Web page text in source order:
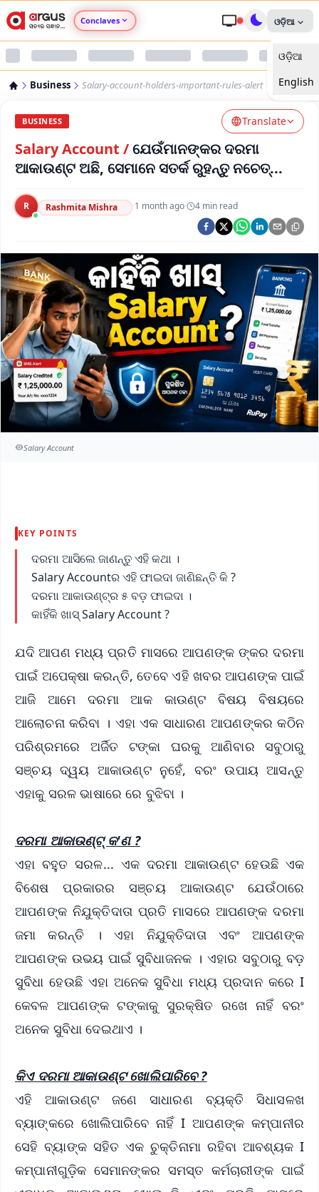
Conclaves
Argus Health Connect
Argus Swaad Odisha
ଓଡ଼ିଆ
ଓଡ଼ିଆ
English
Business Salary-account-holders-important-rules-alert
BUSINESS Translate
Salary Account /ଯେଉଁମାନଙ୍କର ଦରମା
ଆକାଉଣ୍ଟ ଅଛି, ସେମାନେ ସତର୍କ ରୁହନ୍ତୁ ନଚେତ୍...
R Rashmita Mishra ·1 month ago· 4 min read
Salary Account
KEY POINTS
ଦରମା ଆସିଲେ ଜାଣନ୍ତୁ ଏହି କଥା ।
Salary Accountର ଏହି ଫାଇଦା ଜାଣିଛନ୍ତି କି ?
ଦରମା ଆକାଉଣ୍ଟ୍‌ର ୫ ବଡ଼ ଫାଇଦା ।
କାହିଁକି ଖାସ୍ Salary Account ?
ଯଦି ଆପଣ ମଧ୍ୟ ପ୍ରତି ମାସରେ ଆପଣଙ୍କ ଙ୍କର ଦରମା
ପାଇଁ ଅପେକ୍ଷା କରନ୍ତି, ତେବେ ଏହି ଖବର ଆପଣଙ୍କ ପାଇଁ
ଆଜି ଆମେ ଦରମା ଆକ କାଉଣ୍ଟ ବିଷୟ ବିଷୟରେ
ଆଲୋଚନା କରିବା । ଏହା ଏକ ସାଧାରଣ ଆପଣଙ୍କର କଠିନ
ପରିଶ୍ରମରେ ଅର୍ଜିତ ଟଙ୍କା ଘରକୁ ଆଣିବାର ସବୁଠାରୁ
ସଞ୍ଚୟ ଦ୍ୱୟ ଆକାଉଣ୍ଟ ନୁହେଁ, ବରଂ ଉପାୟ ଆସନ୍ତୁ
ଏହାକୁ ସରଳ ଭାଷାରେ ରେ ବୁଝିବା ।
ଦରମା ଆକାଉଣ୍ଟ୍‌ କ'ଣ ?
ଏହା ବହୁତ ସରଳ... ଏକ ଦରମା ଆକାଉଣ୍ଟ ହେଉଛି ଏକ
ବିଶେଷ ପ୍ରକାରର ସଞ୍ଚୟ ଆକାଉଣ୍ଟ ଯେଉଁଠାରେ
ଆପଣଙ୍କ ନିଯୁକ୍ତିଦାତା ପ୍ରତି ମାସରେ ଆପଣଙ୍କ ଦରମା
ଜମା କରନ୍ତି । ଏହା ନିଯୁକ୍ତିଦାତା ଏବଂ ଆପଣଙ୍କ
ଆପଣଙ୍କ ଉଭୟ ପାଇଁ ସୁବିଧାଜନକ । ଏହାର ସବୁଠାରୁ ବଡ଼
ସୁବିଧା ହେଉଛି ଏହା ଅନେକ ସୁବିଧା ମଧ୍ୟ ପ୍ରଦାନ କରେ I
କେବଳ ଆପଣଙ୍କ ଟଙ୍କାକୁ ସୁରକ୍ଷିତ ରଖେ ନାହିଁ ବରଂ
ଅନେକ ସୁବିଧା ଦେଇଥାଏ ।
କିଏ ଦରମା ଆକାଉଣ୍ଟ ଖୋଲିପାରିବେ ?
ଏହି ଆକାଉଣ୍ଟ ଜଣେ ସାଧାରଣ ବ୍ୟକ୍ତି ସିଧାସଳଖ
ବ୍ୟାଙ୍କରେ ଖୋଲିପାରିବେ ନାହିଁ I ଆପଣଙ୍କ କମ୍ପାନୀର
ସେହି ବ୍ୟାଙ୍କ ସହିତ ଏକ ଚୁକ୍ତିନାମା ରହିବା ଆବଶ୍ୟକ I
କମ୍ପାନୀଗୁଡ଼ିକ ସେମାନଙ୍କର ସମସ୍ତ କର୍ମଚାରୀଙ୍କ ପାଇଁ